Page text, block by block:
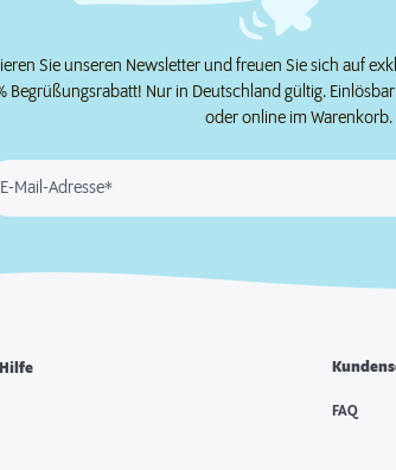
Sie unseren Newsletter und freuen Sie sich auf
Begrüßungsrabatt! Nur in Deutschland gültig.
oder online im Warenkorb.
E-Mail-Adresse*
FAQ